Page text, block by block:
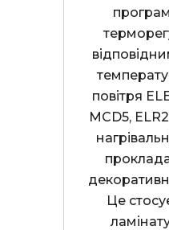
повітря
MCD5,
Це